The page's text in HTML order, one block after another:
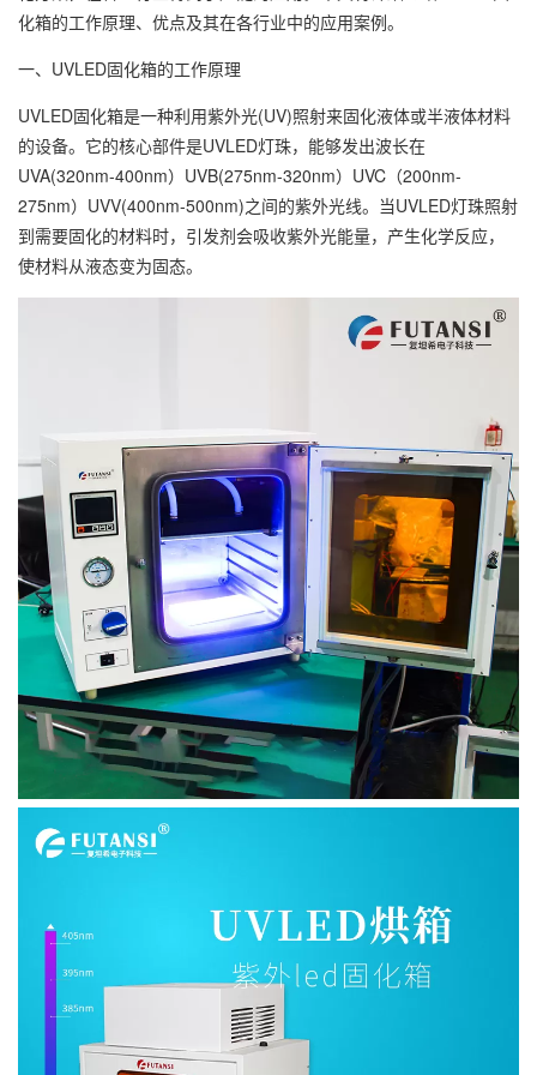
化箱的工作原理、优点及其在各行业中的应用案例。
一、UVLED固化箱的工作原理
UVLED固化箱是一种利用紫外光(UV)照射来固化液体或半液体材料
的设备。它的核心部件是UVLED灯珠，能够发出波长在
UVA(320nm-400nm）UVB(275nm-320nm）UVC（200nm-
275nm）UVV(400nm-500nm)之间的紫外光线。当UVLED灯珠照射
到需要固化的材料时，引发剂会吸收紫外光能量，产生化学反应，
使材料从液态变为固态。